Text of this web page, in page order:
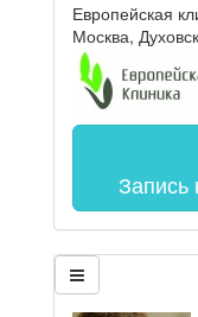
Европейская
Москва,
Запись